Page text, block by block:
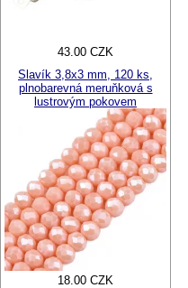
43.00 CZK
Slavík 3,8x3 mm, 120 ks,
plnobarevná meruňková s
lustrovým pokovem
18.00 CZK